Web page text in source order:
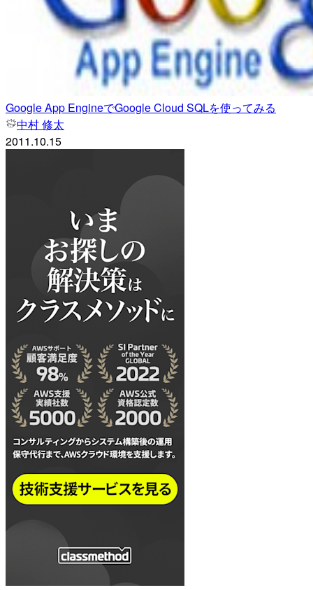
Google App EngineでGoogle Cloud SQLを使ってみる
中村 修太
2011.10.15